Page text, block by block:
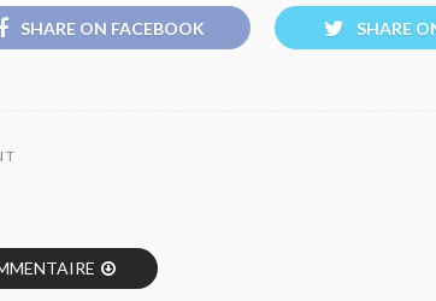
SHARE ON FACEBOOK SHARE